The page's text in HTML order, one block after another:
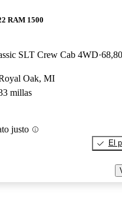
RAM 1500
SLT Crew Cab 4WD
Oak, MI
millas
justo
El